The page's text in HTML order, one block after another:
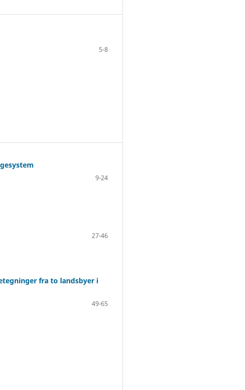
5-8
9-24
27-46
fra to landsbyer i
49-65